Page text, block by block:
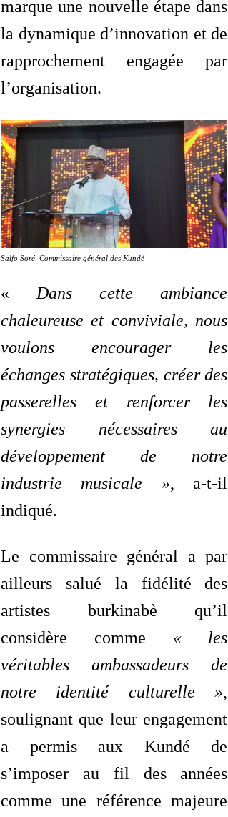
marque une nouvelle étape dans
la dynamique d’innovation et de
rapprochement engagée par
l’organisation.
Salfo Soré, Commissaire général des Kundé
« Dans cette ambiance
chaleureuse et conviviale, nous
voulons encourager les
échanges stratégiques, créer des
passerelles et renforcer les
synergies nécessaires au
développement de notre
industrie musicale », a-t-il
indiqué.
Le commissaire général a par
ailleurs salué la fidélité des
artistes burkinabè qu’il
considère comme « les
véritables ambassadeurs de
notre identité culturelle »,
soulignant que leur engagement
a permis aux Kundé de
s’imposer au fil des années
comme une référence majeure